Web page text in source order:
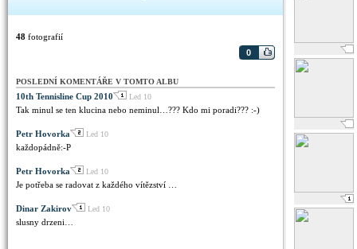
48 fotografií
0
POSLEDNÍ KOMENTÁŘE V TOMTO ALBU
10th Tennisline Cup 2010 Led 10
Tak minul se ten klucina nebo neminul…??? Kdo mi poradi??? :-)
Petr Hovorka Led 10
každopádně:-P
Petr Hovorka Led 10
Je potřeba se radovat z každého vítězství …
Dinar Zakirov Led 10
slusny drzeni…